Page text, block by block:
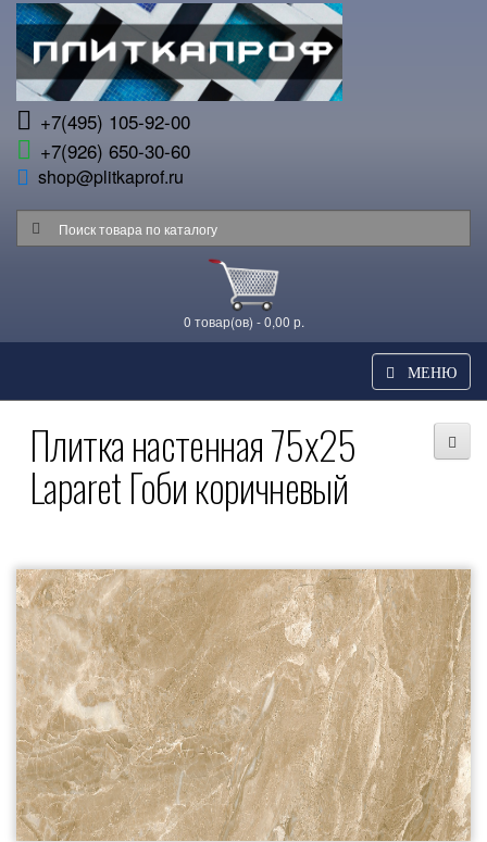
+7(495) 105-92-00
+7(926) 650-30-60
shop@plitkaprof.ru
0 товар(ов) - 0,00 р.
МЕНЮ
Плитка настенная 75x25
Laparet Гоби коричневый